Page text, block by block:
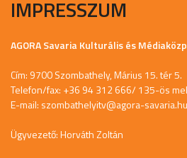
IMPRESSZUM
AGORA Savaria Kulturális és
Cím: 9700 Szombathely, Márius 15. tér 5.
Telefon/fax: +36 94 312 666/ 135-ös
E-mail: szombathelyitv@agora-savaria.hu
Ügyvezető: Horváth Zoltán